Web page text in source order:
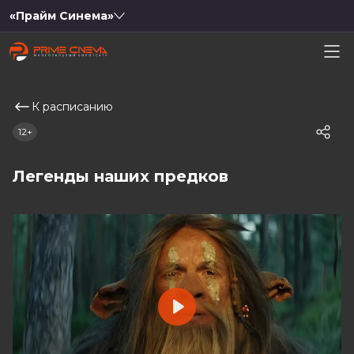
«Прайм Синема»
К расписанию
Легенды наших предков
12+
Play